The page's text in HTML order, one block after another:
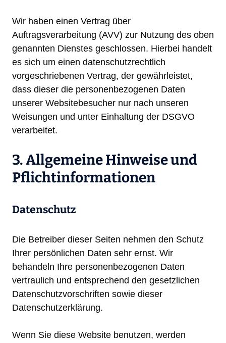
Wir haben einen Vertrag über
Auftragsverarbeitung (AVV) zur Nutzung des oben
genannten Dienstes geschlossen. Hierbei handelt
es sich um einen datenschutzrechtlich
vorgeschriebenen Vertrag, der gewährleistet,
dass dieser die personenbezogenen Daten
unserer Websitebesucher nur nach unseren
Weisungen und unter Einhaltung der DSGVO
verarbeitet.
3. Allgemeine Hinweise und
Pflicht­informationen
Datenschutz
Die Betreiber dieser Seiten nehmen den Schutz
Ihrer persönlichen Daten sehr ernst. Wir
behandeln Ihre personenbezogenen Daten
vertraulich und entsprechend den gesetzlichen
Datenschutzvorschriften sowie dieser
Datenschutzerklärung.
Wenn Sie diese Website benutzen, werden